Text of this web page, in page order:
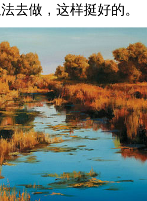
去做，这样挺好的。